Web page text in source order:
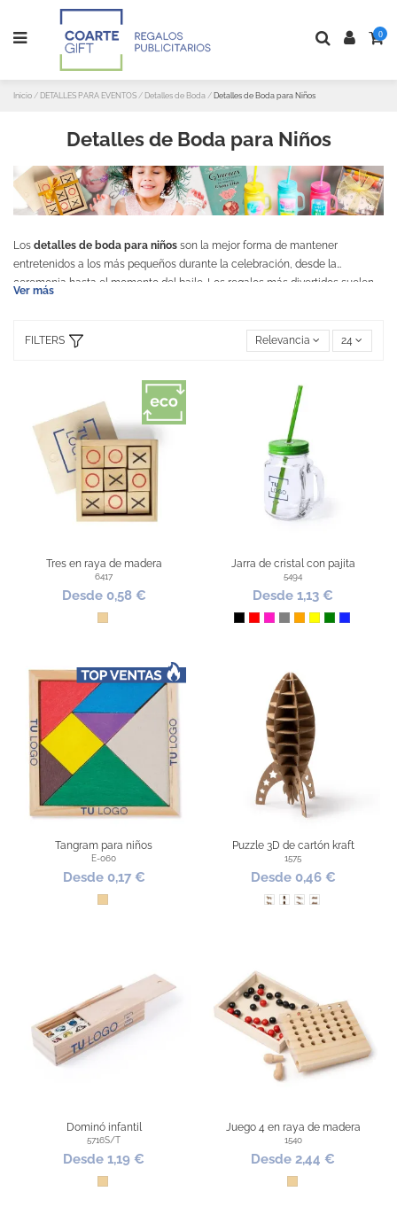
0
Inicio DETALLES PARA EVENTOS Detalles de Boda Detalles de Boda para Niños
Detalles de Boda para Niños
Los detalles de boda para niños son la mejor forma de mantener
entretenidos a los más pequeños durante la celebración, desde la
ceremonia hasta el momento del baile. Los regalos más divertidos suelen
diferentes packs de bienvenida.
Ver más
FILTERS Relevancia 24
Tres en raya de madera
6417
Desde 0,58 €
Madera
Jarra de cristal con pajita
5494
Desde 1,13 €
Negro
RojoFucsia
GrisNaranja
Amarillo
VerdeAzul Royal
Tangram para niños
E-060
Desde 0,17 €
Madera
Puzzle 3D de cartón kraft
1575
Desde 0,46 €
PerroCohete
Dinosaurio
Tren
Dominó infantil
5716S/T
Desde 1,19 €
Madera
Juego 4 en raya de madera
1540
Desde 2,44 €
Madera